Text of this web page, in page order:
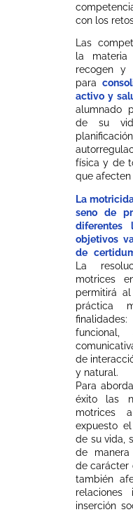
con los
Las
la materia
recogen y
para
activo y
alumnado
de su
física y de
que afecten
La
seno de
diferentes
objetivos
de
La
motrices
permitirá
práctica
de
y natural.
Para
éxito las
motrices
expuesto
de su vida,
de
de carácter
también
relaciones
inserción